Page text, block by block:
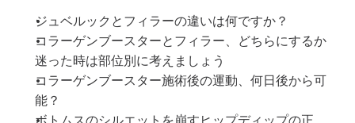
ジュベルックとフィラーの違いは何ですか？
コラーゲンブースターとフィラー、どちらにするか
迷った時は部位別に考えましょう
コラーゲンブースター施術後の運動、何日後から可
能？